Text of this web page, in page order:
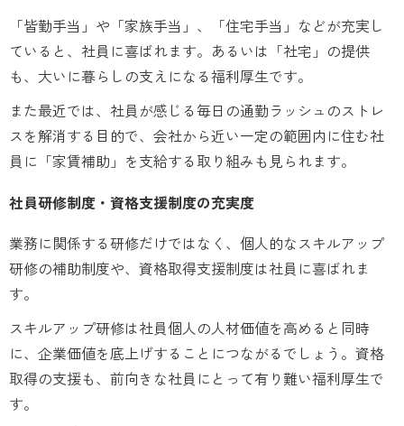
「皆勤手当」や「家族手当」、「住宅手当」などが充実し
ていると、社員に喜ばれます。あるいは「社宅」の提供
も、大いに暮らしの支えになる福利厚生です。
また最近では、社員が感じる毎日の通勤ラッシュのストレ
スを解消する目的で、会社から近い一定の範囲内に住む社
員に「家賃補助」を支給する取り組みも見られます。
社員研修制度・資格支援制度の充実度
業務に関係する研修だけではなく、個人的なスキルアップ
研修の補助制度や、資格取得支援制度は社員に喜ばれま
す。
スキルアップ研修は社員個人の人材価値を高めると同時
に、企業価値を底上げすることにつながるでしょう。資格
取得の支援も、前向きな社員にとって有り難い福利厚生で
す。